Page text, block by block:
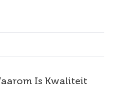
Is Kwaliteit